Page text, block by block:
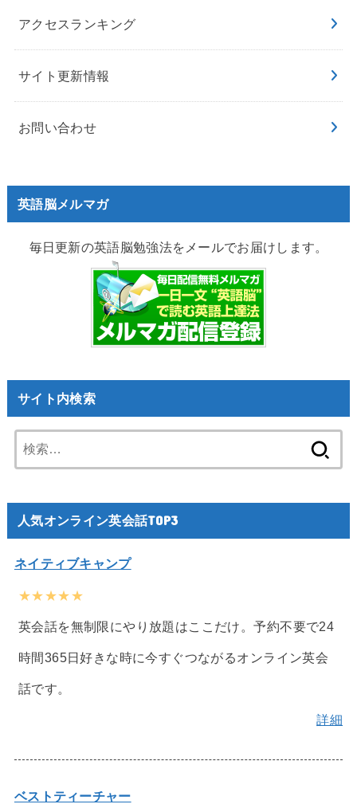
アクセスランキング
サイト更新情報
お問い合わせ
英語脳メルマガ
毎日更新の英語脳勉強法をメールでお届けします。
サイト内検索
索:
人気オンライン英会話TOP3
ネイティブキャンプ
★★★★★
英会話を無制限にやり放題はここだけ。予約不要で24
時間365日好きな時に今すぐつながるオンライン英会
話です。
詳細
ベストティーチャー